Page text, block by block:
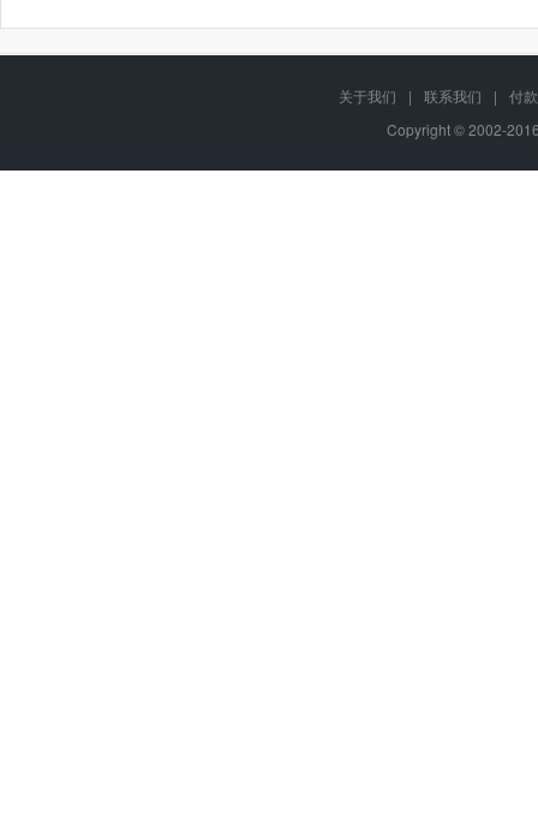
关于我们 | 联系我们 |
付
Copyright © 2002-